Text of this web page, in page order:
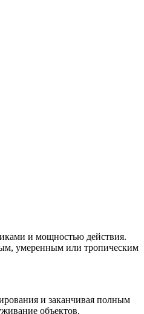
и мощностью действия.
умеренным или тропическим
и заканчивая полным
объектов.